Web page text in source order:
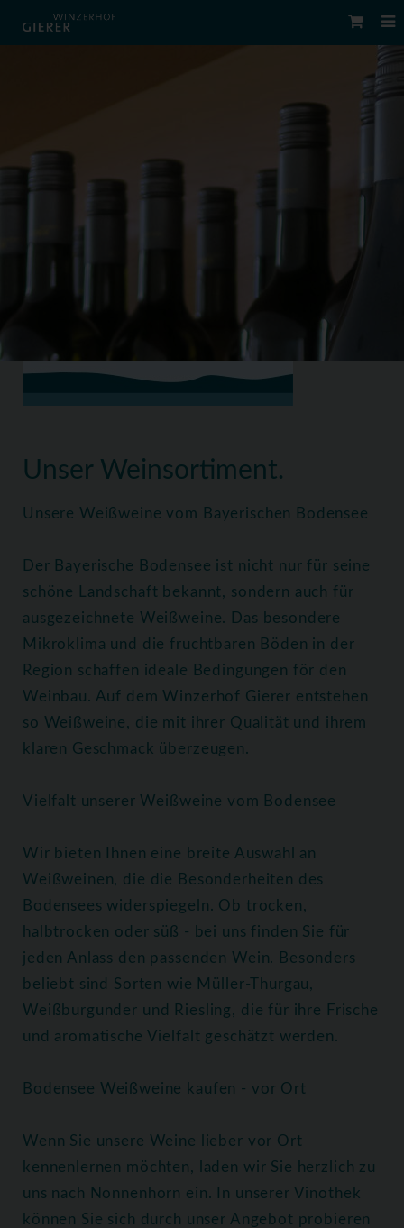
Unser Weinsortiment.
Unsere Weißweine vom Bayerischen Bodensee
Der Bayerische Bodensee ist nicht nur für seine
schöne Landschaft bekannt, sondern auch für
ausgezeichnete Weißweine. Das besondere
Mikroklima und die fruchtbaren Böden in der
Region schaffen ideale Bedingungen för den
Weinbau. Auf dem Winzerhof Gierer entstehen
so Weißweine, die mit ihrer Qualität und ihrem
klaren Geschmack überzeugen.
Vielfalt unserer Weißweine vom Bodensee
Wir bieten Ihnen eine breite Auswahl an
Weißweinen, die die Besonderheiten des
Bodensees widerspiegeln. Ob trocken,
halbtrocken oder süß - bei uns finden Sie für
jeden Anlass den passenden Wein. Besonders
beliebt sind Sorten wie Müller-Thurgau,
Weißburgunder und Riesling, die für ihre Frische
und aromatische Vielfalt geschätzt werden.
Bodensee Weißweine kaufen - vor Ort
Wenn Sie unsere Weine lieber vor Ort
kennenlernen möchten, laden wir Sie herzlich zu
uns nach Nonnenhorn ein. In unserer Vinothek
können Sie sich durch unser Angebot probieren